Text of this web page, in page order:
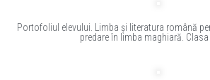
Portofoliul elevului. Limba și literatura română
predare în limba maghiară. Clasa